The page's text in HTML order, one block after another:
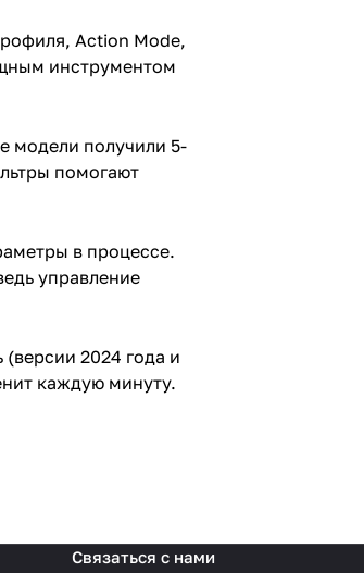
Action Mode,
инструментом
модели получили 5-
помогают
в процессе.
управление
2024 года и
каждую минуту.
Связаться с нами